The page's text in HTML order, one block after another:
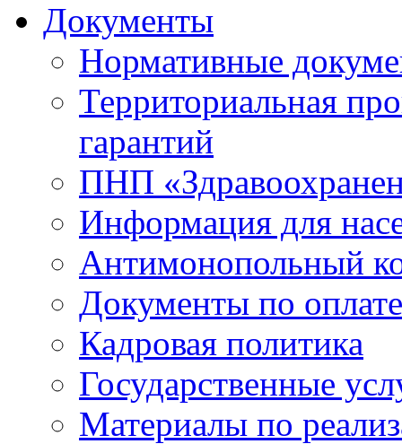
Документы
Нормативные
Территориальная
гарантий
ПНП
Информация для
Антимонопольный
Документы по
Кадровая политика
Государственные
Материалы по